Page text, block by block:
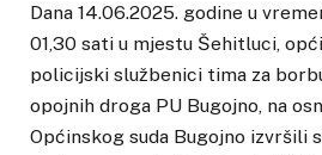
Dana 14.06.2025. godine u
01,30 sati u mjestu Šehitluci,
policijski službenici tima za
opojnih droga PU Bugojno, na
Općinskog suda Bugojno izvršili